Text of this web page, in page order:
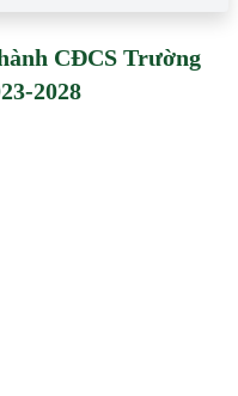
CĐCS Trường
2028